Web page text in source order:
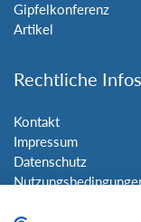
Gipfelkonferenz
Artikel
Rechtliche Infos
Kontakt
Impressum
Datenschutz